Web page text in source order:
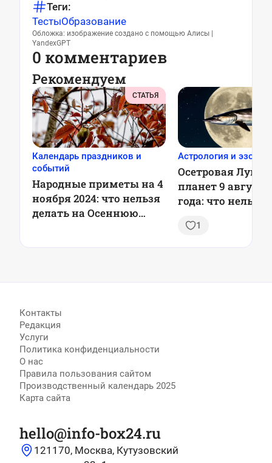
Теги:
ТестыОбразование
Обложка: изображение создано с помощью Алисы |
YandexGPT
0 комментариев
Рекомендуем
СТАТЬЯ
Календарь праздников и
событий
Народные приметы на 4
ноября 2024: что нельзя
делать на Осеннюю
Астрология и
Осетровая Луна
планет 9 августа
года: что нельзя
1
Контакты
Редакция
Услуги
Политика конфиденциальности
О нас
Правила пользования сайтом
Производственный календарь 2025
Карта сайта
hello@info-box24.ru
121170, Москва, Кутузовский